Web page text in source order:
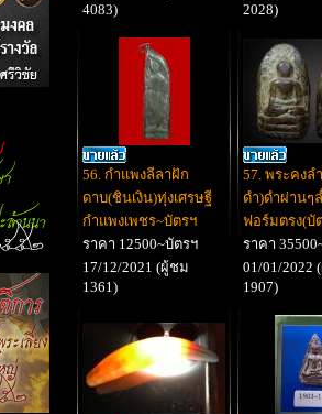
4083)
2028)
56. กำแพงลีลาฝัก
ดาบ(ชินเงิน)ทุ่งเศรษฐี
กำแพงเพชร~บัตรฯ
ราคา 12500~บัตรฯ
17/12/2021 (ผู้ชม
1361)
57. พระคง
ดำ)ดำผ่านๆ
ฟอร์มตรง(บั
ราคา
01/01/2022
1907)